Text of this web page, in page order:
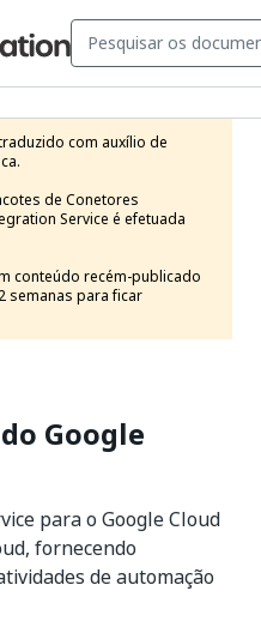
com auxílio de
de Conetores
Service é efetuada
conteúdo recém-publicado
semanas para ficar
Google
para o Google Cloud
fornecendo
de automação